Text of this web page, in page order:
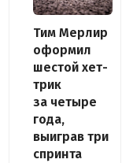
Тим Мерлир
оформил
шестой хет-
трик
за четыре
года,
выиграв три
спринта